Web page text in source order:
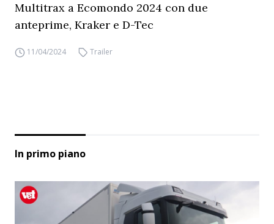
Multitrax a Ecomondo 2024 con due
anteprime, Kraker e D-Tec
11/04/2024 Trailer
In primo piano